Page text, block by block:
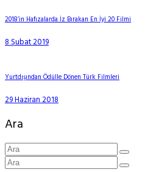
2018’in Hafızalarda İz Bırakan En İyi 20 Filmi
8 Şubat 2019
Yurtdışından Ödülle Dönen Türk Filmleri
29 Haziran 2018
Ara